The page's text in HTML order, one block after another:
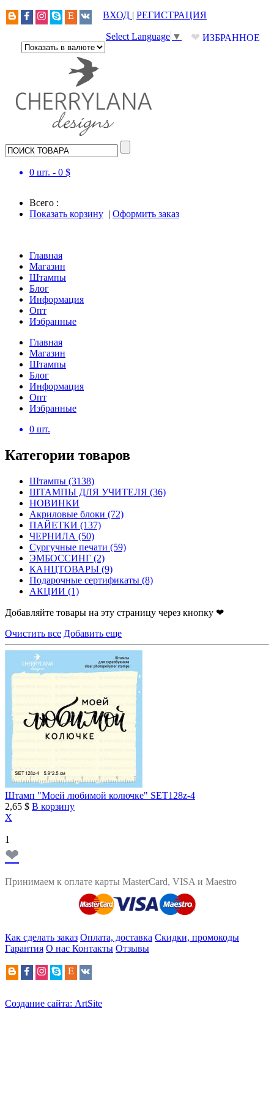
ВХОД | РЕГИСТРАЦИЯ
❤ ИЗБРАННОЕ
Select Language ▼
0 шт. - 0 $
Всего :
Показать корзину | Оформить заказ
Главная
Магазин
Штампы
Блог
Информация
Опт
Избранные
Главная
Магазин
Штампы
Блог
Информация
Опт
Избранные
0 шт.
Категории товаров
Штампы (3138)
ШТАМПЫ ДЛЯ УЧИТЕЛЯ (36)
НОВИНКИ
Акриловые блоки (72)
ПАЙЕТКИ (137)
ЧЕРНИЛА (50)
Сургучные печати (59)
ЭМБОССИНГ (2)
КАНЦТОВАРЫ (9)
Подарочные сертификаты (8)
АКЦИИ (1)
Добавляйте товары на эту страницу через кнопку ❤
Очистить все Добавить еще
Штамп "Моей любимой колючке" SET128z-4
2,65 $ В корзину
X
1
❤
Принимаем к оплате карты MasterCard, VISA и Maestro
Как сделать заказ Оплата, доставка Скидки, промокоды
Гарантия О нас Контакты Отзывы
Создание сайта: ArtSite